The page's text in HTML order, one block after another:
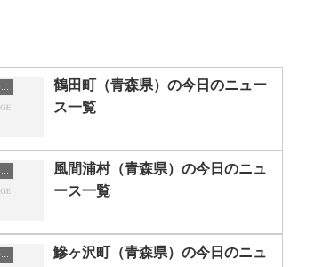
青森県のニュース一覧
鶴田町（青森県）の今日のニュー
ス一覧
青森県のニュース一覧
風間浦村（青森県）の今日のニュ
ース一覧
青森県のニュース一覧
鰺ヶ沢町（青森県）の今日のニュ